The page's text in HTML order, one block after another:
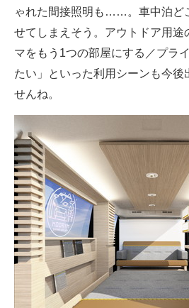
ゃれた間接照明も……。車中泊ど
せてしまえそう。アウトドア用途
マをもう1つの部屋にする／プラ
たい」といった利用シーンも今後
せんね。